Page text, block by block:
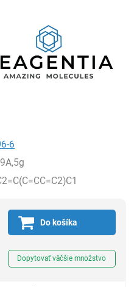
6
Do košíka
Dopytovať väčšie množstvo